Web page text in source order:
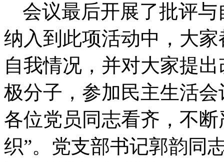
会议最后开展了批评
纳入到此项活动中，大
自我情况，并对大家提
极分子，参加民主生活
各位党员同志看齐，不
织”。党支部书记郭韵同